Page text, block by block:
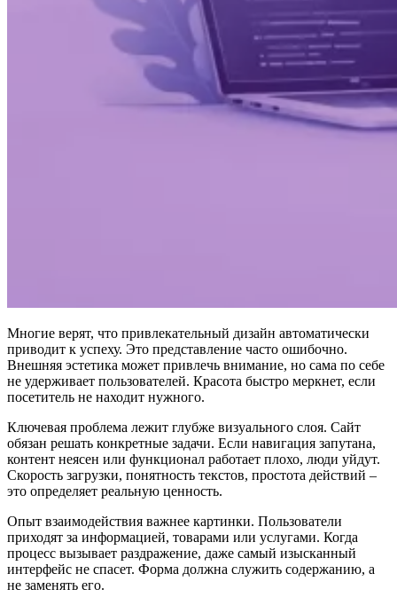
Многие верят, что привлекательный дизайн автоматически
приводит к успеху. Это представление часто ошибочно.
Внешняя эстетика может привлечь внимание, но сама по себе
не удерживает пользователей. Красота быстро меркнет, если
посетитель не находит нужного.
Ключевая проблема лежит глубже визуального слоя. Сайт
обязан решать конкретные задачи. Если навигация запутана,
контент неясен или функционал работает плохо, люди уйдут.
Скорость загрузки, понятность текстов, простота действий –
это определяет реальную ценность.
Опыт взаимодействия важнее картинки. Пользователи
приходят за информацией, товарами или услугами. Когда
процесс вызывает раздражение, даже самый изысканный
интерфейс не спасет. Форма должна служить содержанию, а
не заменять его.